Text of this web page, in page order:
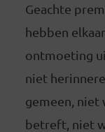
Geachte
hebben
ontmoeting
niet
gemeen,
betreft, niet